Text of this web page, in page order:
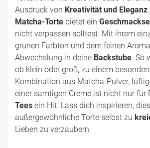
Ausdruck von Kreativität und Eleganz
Matcha-Torte bietet ein
nicht verpassen solltest. Mit ihrem
grünen Farbton und dem feinen
Abwechslung in deine Backstube. So
ob klein oder groß, zu einem
Kombination aus Matcha-Pulver,
einer samtigen Creme ist nicht nur für
Tees ein Hit. Lass dich inspirieren,
außergewöhnliche Torte selbst zu
Lieben zu verzaubern.